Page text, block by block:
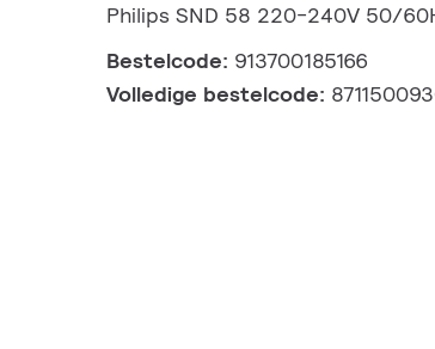
Philips SND 58 220-240V 50/
Bestelcode: 913700185166
Volledige bestelcode: